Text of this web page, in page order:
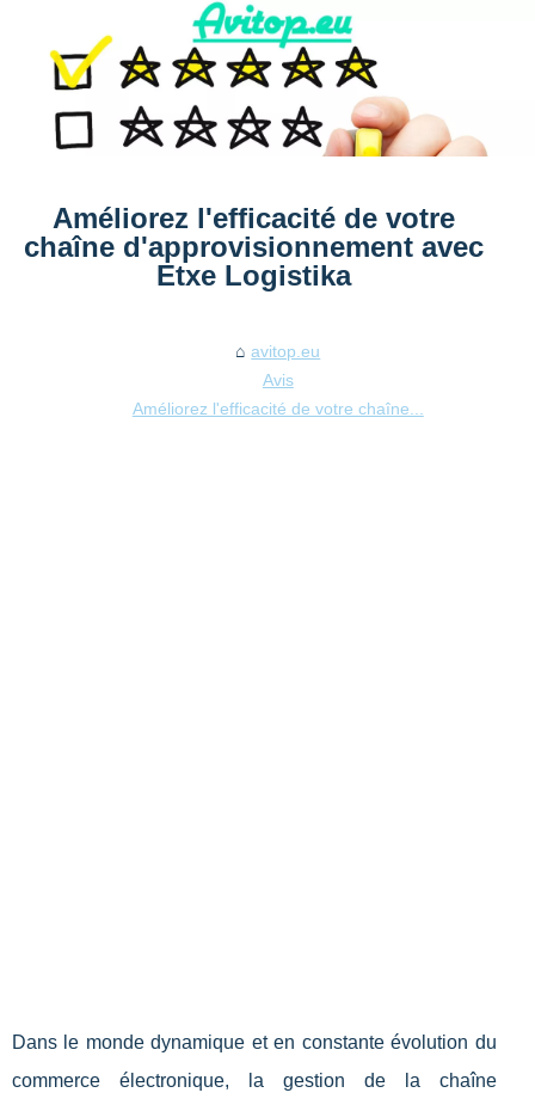
Améliorez l'efficacité de votre
chaîne d'approvisionnement avec
Etxe Logistika
avitop.eu
Avis
Améliorez l'efficacité de votre chaîne...
Dans le monde dynamique et en constante évolution du
commerce électronique, la gestion de la chaîne